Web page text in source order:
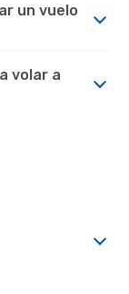
un vuelo
volar a